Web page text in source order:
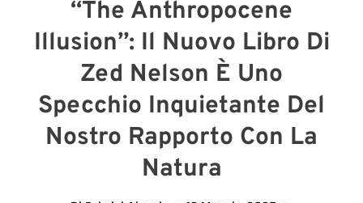
“The Anthropocene
Illusion”: Il Nuovo Libro Di
Zed Nelson È Uno
Specchio Inquietante Del
Nostro Rapporto Con La
Natura